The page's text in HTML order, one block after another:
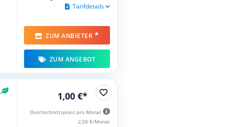
Tarifdetails
ZUM ANBIETER *
ZUM ANGEBOT
1,00 €*
Durchschnittspreis pro Monat
2,50 €/Monat